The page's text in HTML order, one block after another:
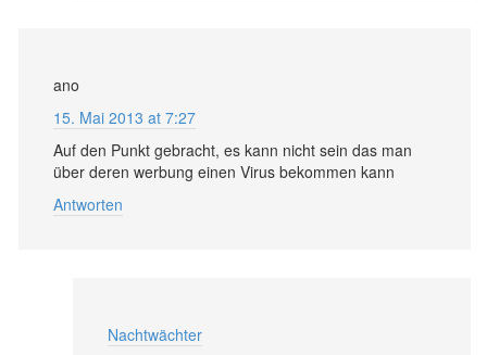
ano
15. Mai 2013 at 7:27
Auf den Punkt gebracht, es kann nicht sein das man
über deren werbung einen Virus bekommen kann
Antworten
Nachtwächter